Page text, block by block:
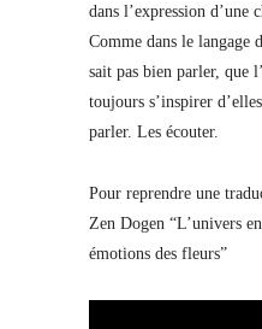
dans l’expression d’une
Comme dans le langage
sait pas bien parler, que
toujours s’inspirer
parler. Les écouter.
Pour reprendre une
Zen Dogen “L’univers
émotions des fleurs”